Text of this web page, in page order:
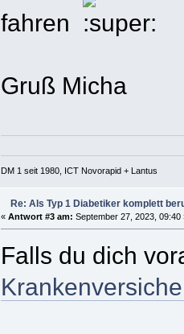
fahren
Gruß Micha
DM 1 seit 1980, ICT Novorapid + Lantus
Re: Als Typ 1 Diabetiker komplett
« Antwort #3 am: September 27, 2023, 09:40
Falls du dich